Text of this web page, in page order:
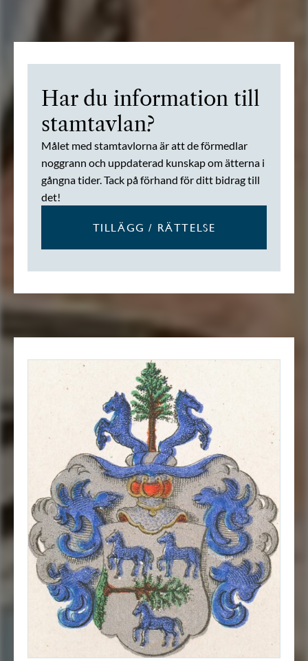
Har du information till
stamtavlan?
Målet med stamtavlorna är att de förmedlar
noggrann och uppdaterad kunskap om ätterna i
gångna tider. Tack på förhand för ditt bidrag till
det!
TILLÄGG / RÄTTELSE